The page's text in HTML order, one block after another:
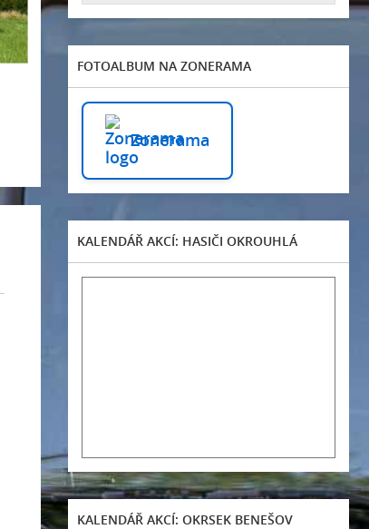
FOTOALBUM NA ZONERAMA
Zonerama
KALENDÁŘ AKCÍ: HASIČI OKROUHLÁ
KALENDÁŘ AKCÍ: OKRSEK BENEŠOV